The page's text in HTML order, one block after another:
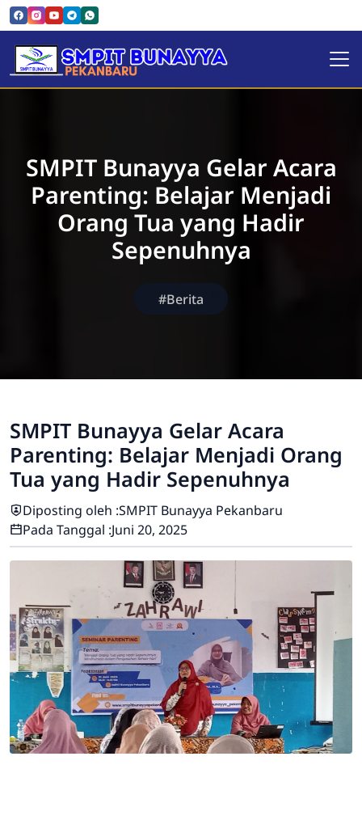
SMPIT Bunayya Pekanbaru
SMPIT Bunayya Gelar Acara
Parenting: Belajar Menjadi
Orang Tua yang Hadir
Sepenuhnya
#Berita
SMPIT Bunayya Gelar Acara
Parenting: Belajar Menjadi Orang
Tua yang Hadir Sepenuhnya
Diposting oleh :SMPIT Bunayya Pekanbaru
Pada Tanggal :Juni 20, 2025